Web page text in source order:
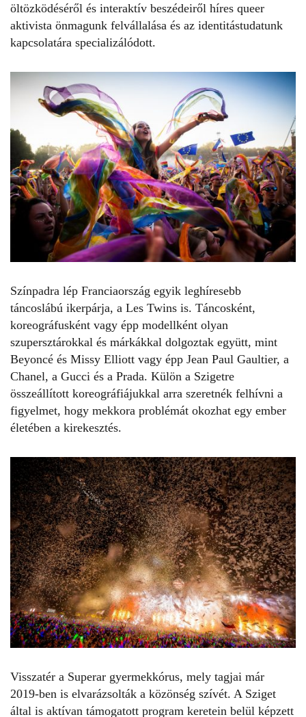
öltözködéséről és interaktív beszédeiről híres queer
aktivista önmagunk felvállalása és az identitástudatunk
kapcsolatára specializálódott.
Színpadra lép Franciaország egyik leghíresebb
táncoslábú ikerpárja, a Les Twins is. Táncosként,
koreográfusként vagy épp modellként olyan
szupersztárokkal és márkákkal dolgoztak együtt, mint
Beyoncé és Missy Elliott vagy épp Jean Paul Gaultier, a
Chanel, a Gucci és a Prada. Külön a Szigetre
összeállított koreográfiájukkal arra szeretnék felhívni a
figyelmet, hogy mekkora problémát okozhat egy ember
életében a kirekesztés.
Visszatér a Superar gyermekkórus, mely tagjai már
2019-ben is elvarázsolták a közönség szívét. A Sziget
által is aktívan támogatott program keretein belül képzett